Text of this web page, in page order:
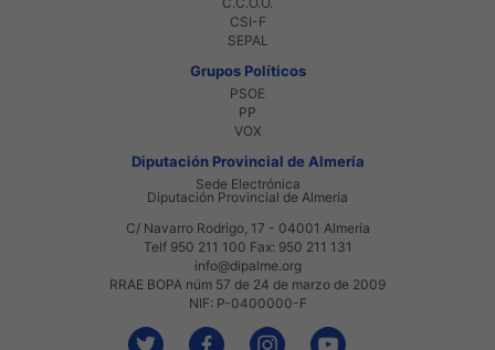
CSI-F
SEPAL
Grupos Políticos
PSOE
PP
VOX
Diputación Provincial de Almería
Sede Electrónica
Diputación Provincial de Almería
C/ Navarro Rodrigo, 17 - 04001 Almería
Telf 950 211 100 Fax: 950 211 131
info@dipalme.org
RRAE BOPA núm 57 de 24 de marzo de 2009
NIF: P-0400000-F